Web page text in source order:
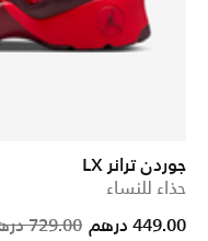
جوردن ترانر LX
حذاء للنساء
Price
729.00 درهم to
449.00 درهم